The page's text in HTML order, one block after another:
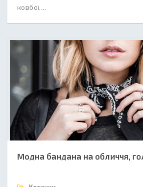
ковбої,...
Модна бандана на обличчя,